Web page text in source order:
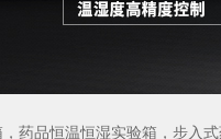
药品恒温恒湿实验箱，步入